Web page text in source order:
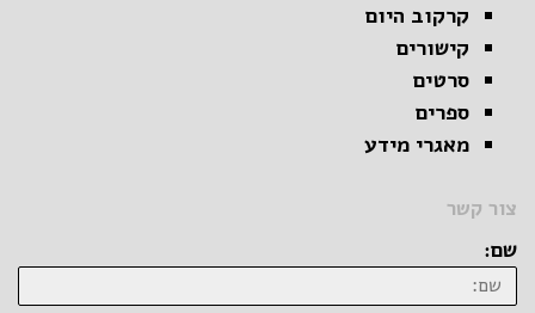
קרקוב היום
קישורים
סרטים
ספרים
מאגרי מידע
צור קשר
שם: